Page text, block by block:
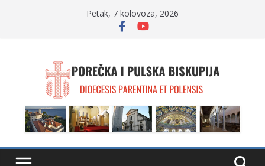
Petak, 7 kolovoza, 2026